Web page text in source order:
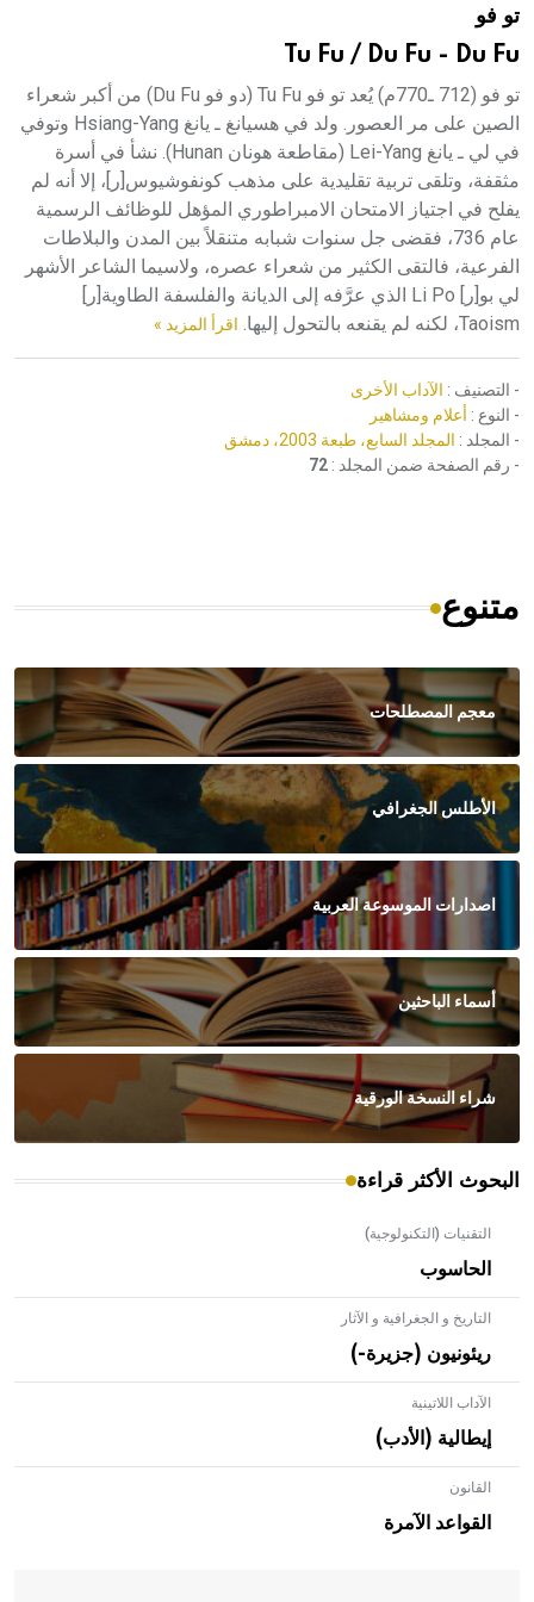
تو فو
Tu Fu / Du Fu - Du Fu
تو فو (712 ـ770م) يُعد تو فو Tu Fu (دو فو Du Fu) من أكبر شعراء
الصين على مر العصور. ولد في هسيانغ ـ يانغ Hsiang-Yang وتوفي
في لي ـ يانغ Lei-Yang (مقاطعة هونان Hunan). نشأ في أسرة
مثقفة، وتلقى تربية تقليدية على مذهب كونفوشيوس[ر]، إلا أنه لم
يفلح في اجتياز الامتحان الامبراطوري المؤهل للوظائف الرسمية
عام 736، فقضى جل سنوات شبابه متنقلاً بين المدن والبلاطات
الفرعية، فالتقى الكثير من شعراء عصره، ولاسيما الشاعر الأشهر
لي بو[ر] Li Po الذي عرَّفه إلى الديانة والفلسفة الطاوية[ر]
Taoism، لكنه لم يقنعه بالتحول إليها.
اقرأ المزيد »
- التصنيف : الآداب الأخرى
- النوع : أعلام ومشاهير
- المجلد : المجلد السابع، طبعة 2003، دمشق
- رقم الصفحة ضمن المجلد : 72
متنوع
معجم المصطلحات
الأطلس الجغرافي
اصدارات الموسوعة العربية
أسماء الباحثين
شراء النسخة الورقية
البحوث الأكثر قراءة
التقنيات (التكنولوجية)
الحاسوب
التاريخ و الجغرافية و الآثار
ريئونيون (جزيرة-)
الآداب اللاتينية
إيطالية (الأدب)
القانون
القواعد الآمرة
- هل تعلم أن الأبلق نوع من الفنون الهندسية التي ارتبطت
بالعمارة الإسلامية في بلاد الشام ومصر خاصة، حيث يحرص
المعمار على بناء مداميكه وخاصة في الواجهات